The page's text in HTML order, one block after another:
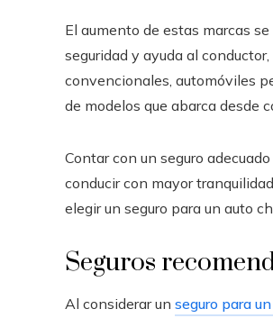
El aumento de estas marcas
seguridad y ayuda al
convencionales, automóviles
de modelos que abarca desde
Contar con un seguro
conducir con mayor
elegir un seguro para un auto
Seguros
Al considerar un seguro para